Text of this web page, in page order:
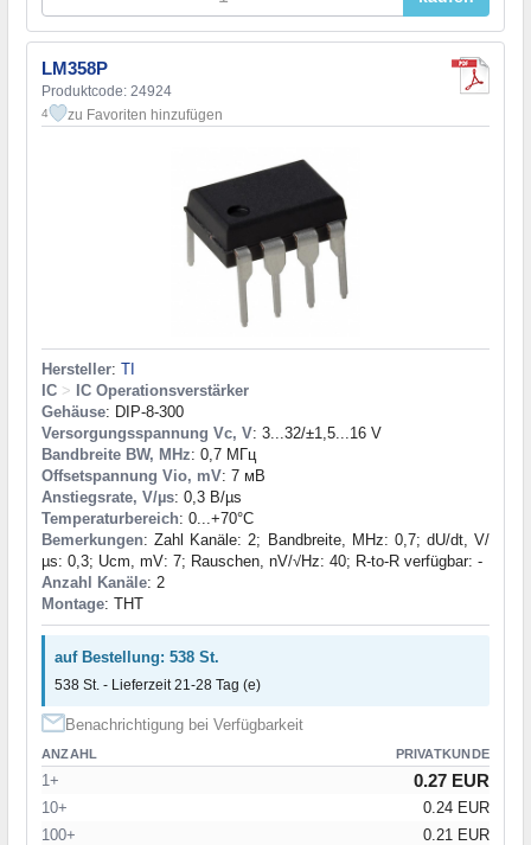
LM358P
Produktcode: 24924
4 zu Favoriten hinzufügen
Hersteller: TI
IC > IC Operationsverstärker
Gehäuse: DIP-8-300
Versorgungsspannung Vc, V: 3...32/±1,5...16 V
Bandbreite BW, MHz: 0,7 МГц
Offsetspannung Vio, mV: 7 мВ
Anstiegsrate, V/µs: 0,3 В/µs
Temperaturbereich: 0...+70°C
Bemerkungen: Zahl Kanäle: 2; Bandbreite, MHz: 0,7; dU/dt, V/
µs: 0,3; Ucm, mV: 7; Rauschen, nV/√Hz: 40; R-to-R verfügbar: -
Anzahl Kanäle: 2
Montage: THT
auf Bestellung: 538 St.
538 St. - Lieferzeit 21-28 Tag (e)
Benachrichtigung bei Verfügbarkeit
ANZAHL PRIVATKUNDE
1+ 0.27 EUR
10+
0.24 EUR
100+
0.21 EUR